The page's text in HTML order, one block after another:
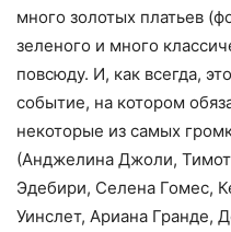
много золотых платьев
зеленого и много
повсюду. И, как всегда,
событие, на котором
некоторые из самых
(Анджелина Джоли,
Эдебири, Селена Гомес,
Уинслет, Ариана Гранде,